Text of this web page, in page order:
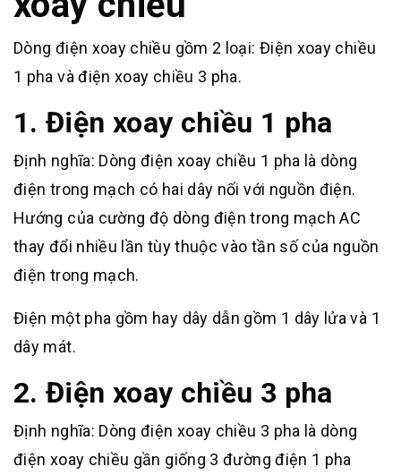
Dòng điện xoay chiều gồm 2 loại: Điện xoay chiều
1 pha và điện xoay chiều 3 pha.
1. Điện xoay chiều 1 pha
Định nghĩa: Dòng điện xoay chiều 1 pha là dòng
điện trong mạch có hai dây nối với nguồn điện.
Hướng của cường độ dòng điện trong mạch AC
thay đổi nhiều lần tùy thuộc vào tần số của nguồn
điện trong mạch.
Điện một pha gồm hay dây dẫn gồm 1 dây lửa và 1
dây mát.
2. Điện xoay chiều 3 pha
Định nghĩa: Dòng điện xoay chiều 3 pha là dòng
điện xoay chiều gần giống 3 đường điện 1 pha